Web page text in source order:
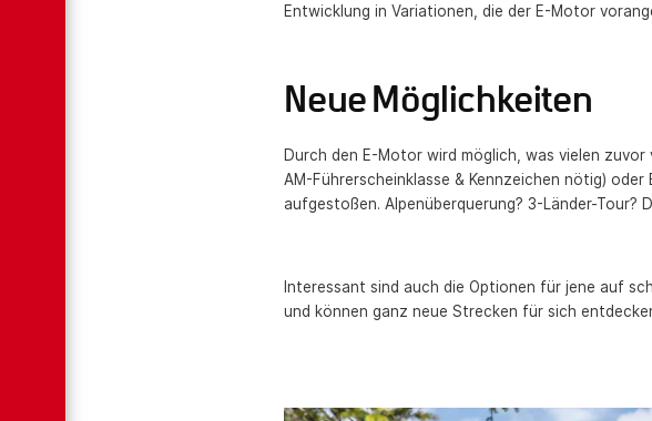
Entwicklung in Variationen, die der E-Motor
Neue Möglichkeiten
Durch den E-Motor wird möglich, was vielen zuvor
AM-Führerscheinklasse & Kennzeichen nötig)
aufgestoßen. Alpenüberquerung? 3-Länder-Tour?
Interessant sind auch die Optionen für jene auf
und können ganz neue Strecken für sich